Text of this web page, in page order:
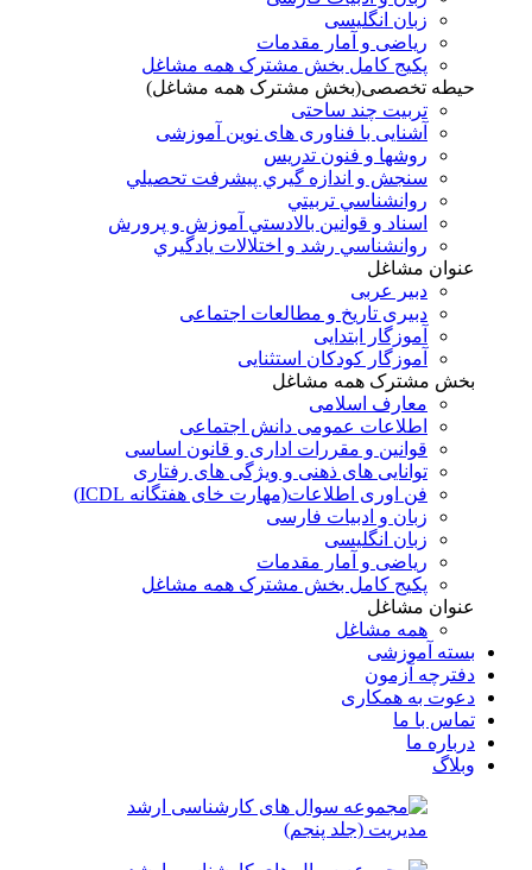
زبان انگلیسی
ریاضی و آمار مقدمات
پکیج کامل بخش مشترک همه مشاغل
حیطه تخصصی(بخش مشترک همه مشاغل)
تربیت چند ساحتی
آشنایی با فناوری های نوین آموزشی
روشها و فنون تدريس
سنجش و اندازه گيري پيشرفت تحصيلي
روانشناسي تربيتي
اسناد و قوانين بالادستي آموزش و پرورش
روانشناسي رشد و اختلالات يادگيري
عنوان مشاغل
دبير عربی
دبیری تاریخ و مطالعات اجتماعی
آموزگار ابتدایی
آموزگار کودکان استثنایی
بخش مشترک همه مشاغل
معارف اسلامی
اطلاعات عمومی دانش اجتماعی
قوانین و مقررات اداری و قانون اساسی
توانایی های ذهنی و ویژگی های رفتاری
فن اوری اطلاعات(مهارت خای هفتگانه ICDL)
زبان و ادبیات فارسی
زبان انگلیسی
ریاضی و آمار مقدمات
پکیج کامل بخش مشترک همه مشاغل
عنوان مشاغل
همه مشاغل
بسته آموزشی
دفترچه آزمون
دعوت به همکاری
تماس با ما
درباره ما
وبلاگ